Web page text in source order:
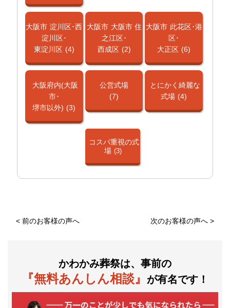
大阪市 淀川区･西
淀川区･
東淀川区 (4)
大阪市 大阪市 住
之江区･
西成区 (2)
大阪市 此花区･港
区･
大正区 (6)
大阪府内(大阪
市･
堺市以外) (3)
公営式場
(7)
とにかく綺麗な
式場 (4)
コスパ重視の式
場 (3)
<前のお客様の声へ 次のお客様の声へ>
かわかみ葬祭は、事前の
『無料あんしん相談』 が有名です！